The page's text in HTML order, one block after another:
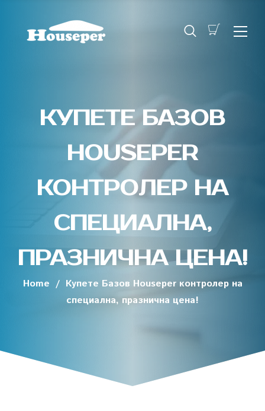
КУПЕТЕ БАЗОВ
HOUSEPER
КОНТРОЛЕР НА
СПЕЦИАЛНА,
ПРАЗНИЧНА ЦЕНА!
Home / Купете Базов Houseper контролер на
специална, празнична цена!